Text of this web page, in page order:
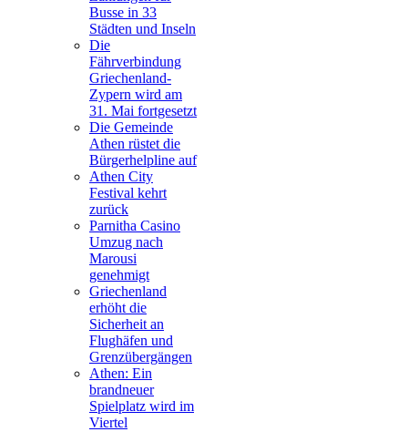
Busse in 33
Städten und Inseln
Die
Fährverbindung
Griechenland-
Zypern wird am
31. Mai fortgesetzt
Die Gemeinde
Athen rüstet die
Bürgerhelpline auf
Athen City
Festival kehrt
zurück
Parnitha Casino
Umzug nach
Marousi
genehmigt
Griechenland
erhöht die
Sicherheit an
Flughäfen und
Grenzübergängen
Athen: Ein
brandneuer
Spielplatz wird im
Viertel